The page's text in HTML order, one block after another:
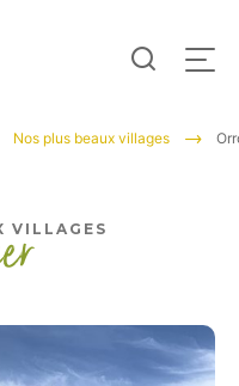
Menu
Nos plus beaux villages
VILLAGES